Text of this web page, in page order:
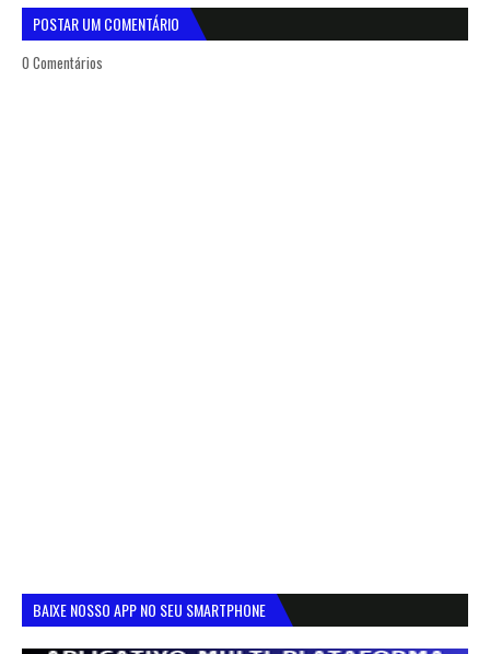
POSTAR UM COMENTÁRIO
0 Comentários
BAIXE NOSSO APP NO SEU SMARTPHONE